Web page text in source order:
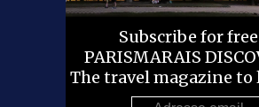
Subscribe for
PARISMARAIS
The travel magazine to